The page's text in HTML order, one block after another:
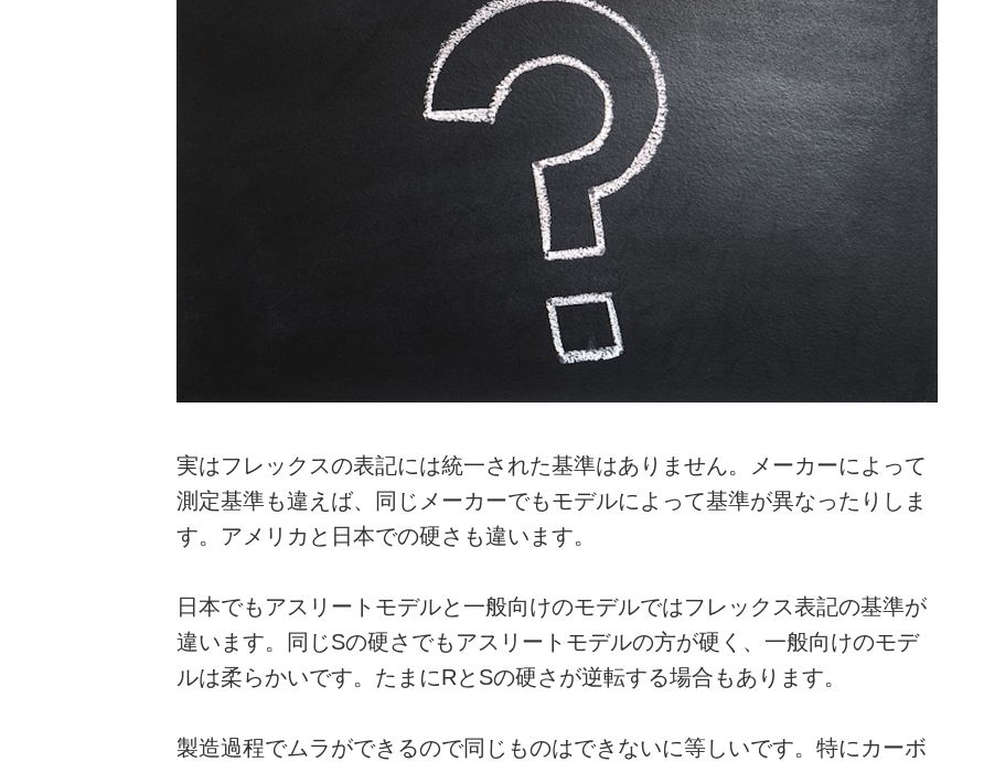
実はフレックスの表記には統一された基準はありません。メーカーによって
測定基準も違えば、同じメーカーでもモデルによって基準が異なったりしま
す。アメリカと日本での硬さも違います。
日本でもアスリートモデルと一般向けのモデルではフレックス表記の基準が
違います。同じSの硬さでもアスリートモデルの方が硬く、一般向けのモデ
ルは柔らかいです。たまにRとSの硬さが逆転する場合もあります。
製造過程でムラができるので同じものはできないに等しいです。特にカーボ